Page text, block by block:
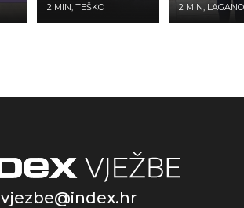
2 MIN, TEŠKO 2 MIN, LAGANO
vjezbe@index.hr